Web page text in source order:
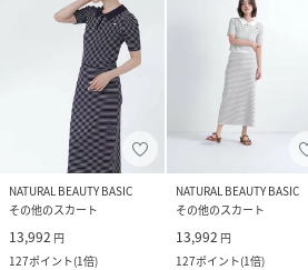
NATURAL BEAUTY BASIC
その他のスカート
13,992 円
127ポイント(1倍)
NATURAL BEAUTY BASIC
その他のスカート
13,992 円
127ポイント(1倍)